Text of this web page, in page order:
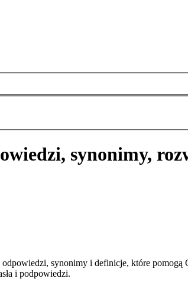
synonimy,
synonimy i definicje, które
i podpowiedzi.